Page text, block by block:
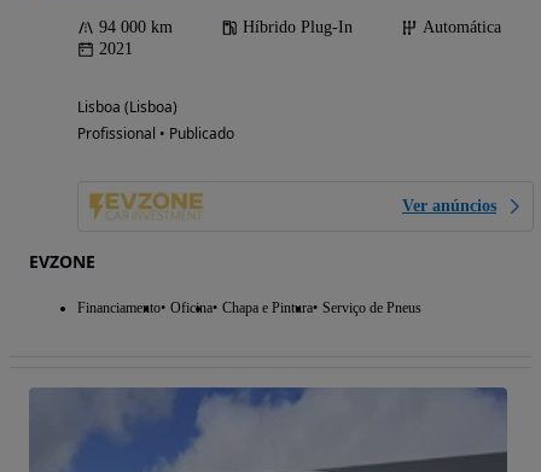
94 000 km Híbrido Plug-In
Automática
2021
Lisboa (Lisboa)
Profissional • Publicado
Ver anúncios
EVZONE
Financiamento Oficina Chapa e Pintura Serviço de Pneus